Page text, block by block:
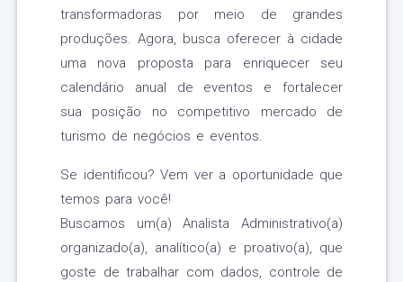
transformadoras por meio de grandes
produções. Agora, busca oferecer à cidade
uma nova proposta para enriquecer seu
calendário anual de eventos e fortalecer
sua posição no competitivo mercado de
turismo de negócios e eventos.
Se identificou? Vem ver a oportunidade que
temos para você!
Buscamos um(a) Analista Administrativo(a)
organizado(a), analítico(a) e proativo(a), que
goste de trabalhar com dados, controle de